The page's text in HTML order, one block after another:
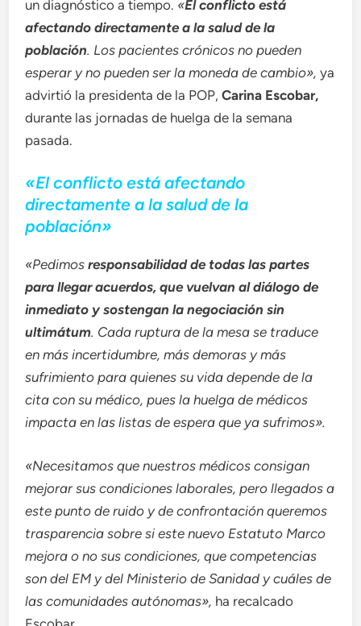
un diagnóstico a tiempo. «El conflicto está
afectando directamente a la salud de la
población. Lospacientes crónicos no pueden
esperar y no pueden ser la moneda de cambio», ya
advirtió la presidenta de la POP,Carina Escobar,
durante las jornadas de huelga de la semana
pasada.
«El conflicto está afectando
directamente a la salud de la
población»
«Pedimosresponsabilidad de todas las partes
para llegaracuerdos, que vuelvan al diálogo de
inmediato y sostengan la negociación sin
ultimátum. Cada ruptura de la mesa se traduce
en más incertidumbre, másdemoras y más
sufrimiento para quienes su vida depende de la
cita con sumédico, pues la huelga de médicos
impacta en las listas de espera que yasufrimos».
«Necesitamos que nuestros médicos consigan
mejorar sus condicioneslaborales, pero llegados a
este punto de ruido y de confrontación queremos
trasparencia sobre si este nuevo Estatuto Marco
mejora o no sus condiciones, que competencias
son del EM y del Ministerio de Sanidad ycuáles de
las comunidades autónomas», ha recalcado